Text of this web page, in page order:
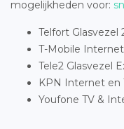
mogelijkheden voor:
Telfort Glasvezel
T-Mobile
Tele2 Glasvezel
KPN Internet en
Youfone TV &